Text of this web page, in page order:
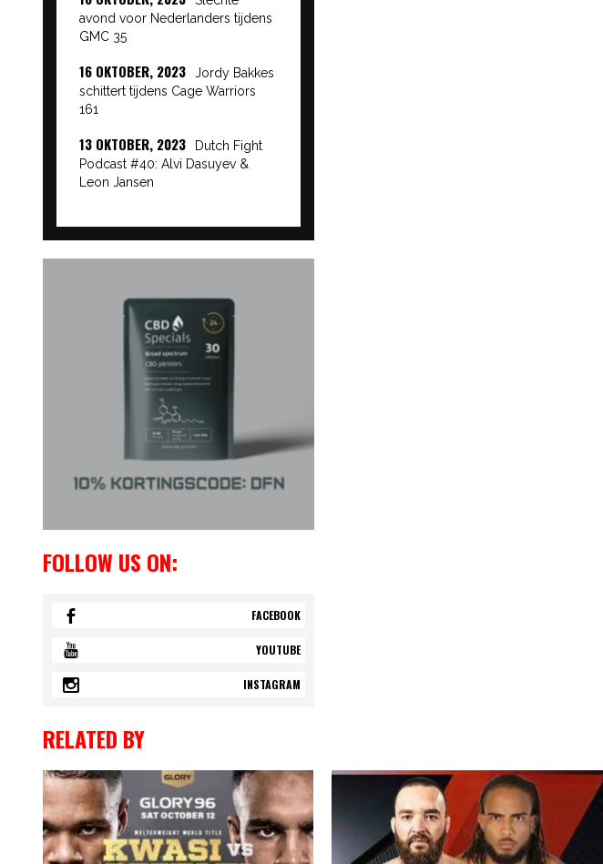
avond voor Nederlanders tijdens
GMC 35
16 OKTOBER, 2023
Jordy Bakkes
schittert tijdens Cage Warriors
161
13 OKTOBER, 2023
Dutch Fight
Podcast #40: Alvi Dasuyev &
Leon Jansen
FOLLOW US ON:
FACEBOOK
YOUTUBE
INSTAGRAM
RELATED BY